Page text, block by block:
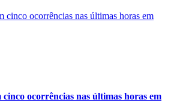
ocorrências nas últimas horas em